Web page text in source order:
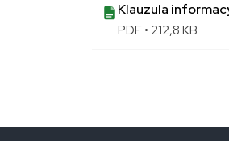
Klauzula
PDF • 212,8 KB